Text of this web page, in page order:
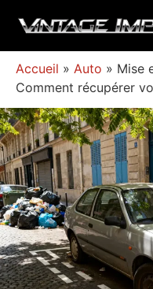
Accueil » Auto » Mise
Comment récupérer